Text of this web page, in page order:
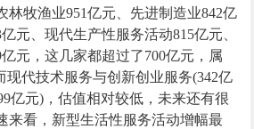
林牧渔业951亿元、先进制造业842亿
元、现代生产性服务活动815亿元、
元，这几家都超过了700亿元，属
现代技术服务与创新创业服务(342亿
亿元)，估值相对较低，未来还有很
来看，新型生活性服务活动增幅最